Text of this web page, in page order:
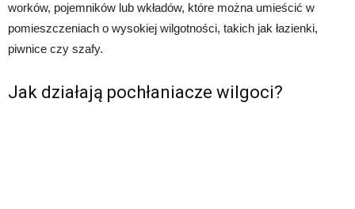
worków, pojemników lub wkładów, które można umieścić w
pomieszczeniach o wysokiej wilgotności, takich jak łazienki,
piwnice czy szafy.
Jak działają pochłaniacze wilgoci?